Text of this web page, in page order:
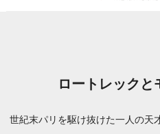
ロートレックと
世紀末パリを駆け抜けた一人の天